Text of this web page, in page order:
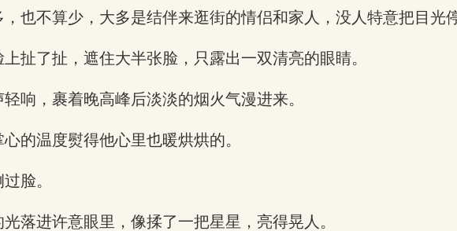
也不算少，大多是结伴来逛街的情侣和家人，没人特意把目光
扯了扯，遮住大半张脸，只露出一双清亮的眼睛。
响，裹着晚高峰后淡淡的烟火气漫进来。
的温度熨得他心里也暖烘烘的。
脸。
落进许意眼里，像揉了一把星星，亮得晃人。